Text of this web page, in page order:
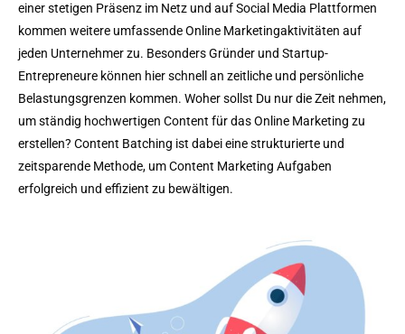
einer stetigen Präsenz im Netz und auf Social Media Plattformen
kommen weitere umfassende Online Marketingaktivitäten auf
jeden Unternehmer zu. Besonders Gründer und Startup-
Entrepreneure können hier schnell an zeitliche und persönliche
Belastungsgrenzen kommen. Woher sollst Du nur die Zeit nehmen,
um ständig hochwertigen Content für das Online Marketing zu
erstellen? Content Batching ist dabei eine strukturierte und
zeitsparende Methode, um Content Marketing Aufgaben
erfolgreich und effizient zu bewältigen.